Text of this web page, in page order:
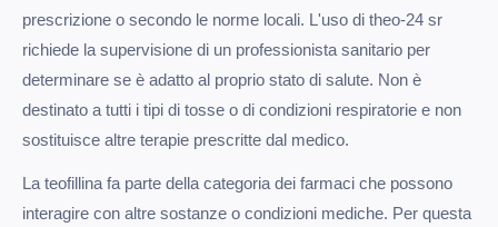
prescrizione o secondo le norme locali. L'uso di theo-24 sr
richiede la supervisione di un professionista sanitario per
determinare se è adatto al proprio stato di salute. Non è
destinato a tutti i tipi di tosse o di condizioni respiratorie e non
sostituisce altre terapie prescritte dal medico.
La teofillina fa parte della categoria dei farmaci che possono
interagire con altre sostanze o condizioni mediche. Per questa